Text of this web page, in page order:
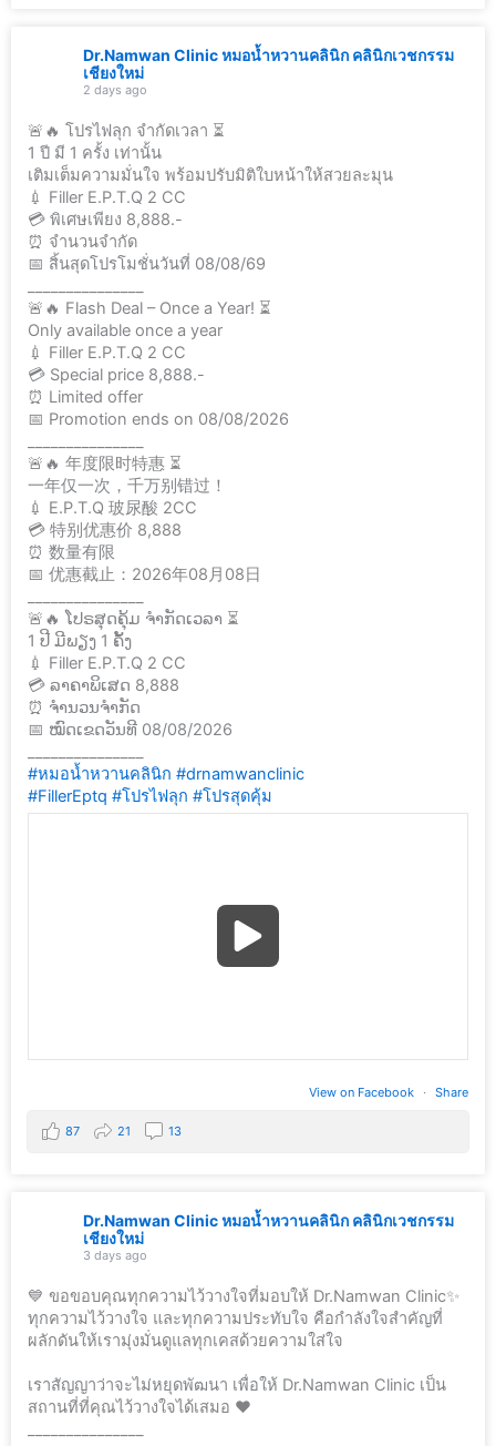
Dr.Namwan Clinic หมอน้ำหวานคลินิก คลินิกเวชกรรม
เชียงใหม่
2 days ago
🚨🔥 โปรไฟลุก จำกัดเวลา ⏳
1 ปี มี 1 ครั้ง เท่านั้น
เติมเต็มความมั่นใจ พร้อมปรับมิติใบหน้าให้สวยละมุน
💉 Filler E.P.T.Q 2 CC
💳 พิเศษเพียง 8,888.-
⏰ จำนวนจำกัด
📅 สิ้นสุดโปรโมชั่นวันที่ 08/08/69
🚨🔥 Flash Deal – Once a Year! ⏳
Only available once a year
💉 Filler E.P.T.Q 2 CC
💳 Special price 8,888.-
⏰ Limited offer
📅 Promotion ends on 08/08/2026
🚨🔥 年度限时特惠 ⏳
一年仅一次，千万别错过！
💉 E.P.T.Q 玻尿酸 2CC
💳 特别优惠价 8,888
⏰ 数量有限
📅 优惠截止：2026年08月08日
🚨🔥 ໂປຣສຸດຄຸ້ມ ຈຳກັດເວລາ ⏳
1 ປີ ມີພຽງ 1 ຄັ້ງ
💉 Filler E.P.T.Q 2 CC
💳 ລາຄາພິເສດ 8,888
⏰ ຈຳນວນຈຳກັດ
📅 ໝົດເຂດວັນທີ 08/08/2026
#หมอน้ำหวานคลินิก #drnamwanclinic
#FillerEptq #โปรไฟลุก #โปรสุดคุ้ม
View on Facebook · Share
87 21 13
Dr.Namwan Clinic หมอน้ำหวานคลินิก คลินิกเวชกรรม
เชียงใหม่
3 days ago
💙 ขอขอบคุณทุกความไว้วางใจที่มอบให้ Dr.Namwan Clinic✨
ทุกความไว้วางใจ และทุกความประทับใจ คือกำลังใจสำคัญที่
ผลักดันให้เรามุ่งมั่นดูแลทุกเคสด้วยความใส่ใจ
เราสัญญาว่าจะไม่หยุดพัฒนา เพื่อให้ Dr.Namwan Clinic เป็น
สถานที่ที่คุณไว้วางใจได้เสมอ ❤️